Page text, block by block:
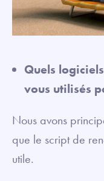
Quels
vous utilisés
Nous avons
que le script de
utile.